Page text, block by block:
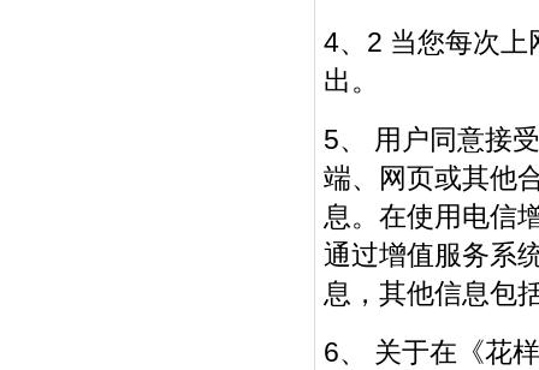
4、2 当您每次上
出。
5、 用户同意接
端、网页或其他
息。在使用电信
通过增值服务系
息，其他信息包
6、 关于在《花